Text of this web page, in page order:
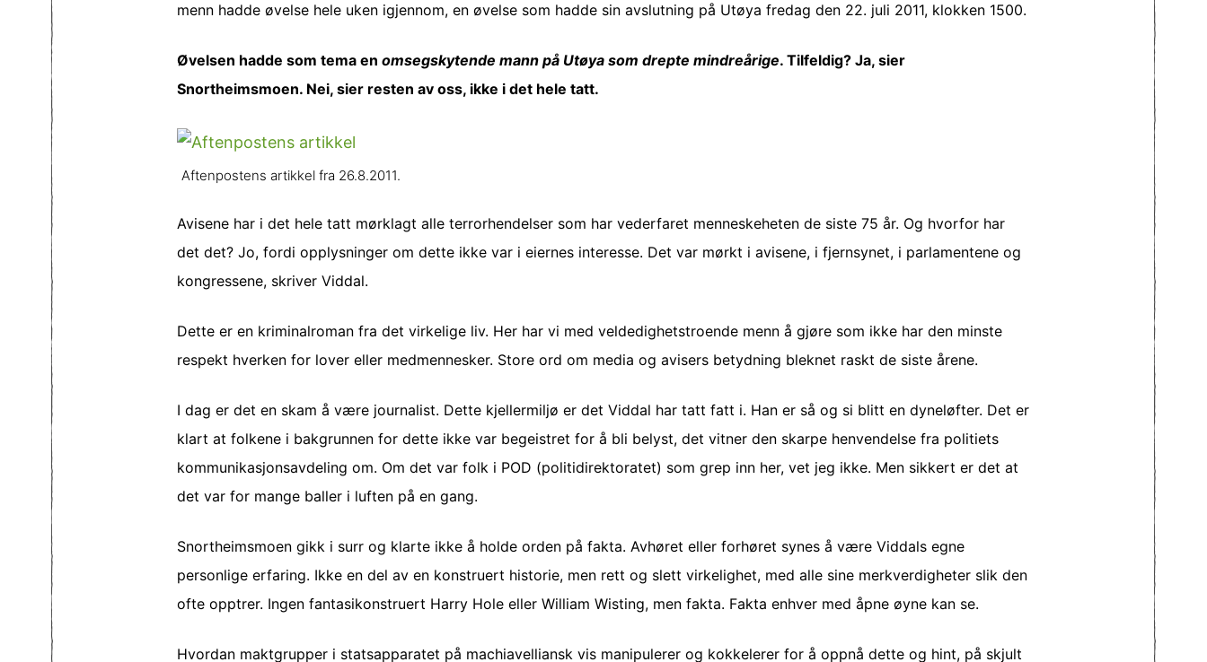
menn hadde øvelse hele uken igjennom, en øvelse som hadde sin avslutning på Utøya fredag den 22. juli 2011, klokken 1500.
Øvelsen hadde som tema en omsegskytende mann på Utøya som drepte mindreårige. Tilfeldig? Ja, sier
Snortheimsmoen. Nei, sier resten av oss, ikke i det hele tatt.
Aftenpostens artikkel fra 26.8.2011.
Avisene har i det hele tatt mørklagt alle terrorhendelser som har vederfaret menneskeheten de siste 75 år. Og hvorfor har
det det? Jo, fordi opplysninger om dette ikke var i eiernes interesse. Det var mørkt i avisene, i fjernsynet, i parlamentene og
kongressene, skriver Viddal.
Dette er en kriminalroman fra det virkelige liv. Her har vi med veldedighetstroende menn å gjøre som ikke har den minste
respekt hverken for lover eller medmennesker. Store ord om media og avisers betydning bleknet raskt de siste årene.
I dag er det en skam å være journalist. Dette kjellermiljø er det Viddal har tatt fatt i. Han er så og si blitt en dyneløfter. Det er
klart at folkene i bakgrunnen for dette ikke var begeistret for å bli belyst, det vitner den skarpe henvendelse fra politiets
kommunikasjonsavdeling om. Om det var folk i POD (politidirektoratet) som grep inn her, vet jeg ikke. Men sikkert er det at
det var for mange baller i luften på en gang.
Snortheimsmoen gikk i surr og klarte ikke å holde orden på fakta. Avhøret eller forhøret synes å være Viddals egne
personlige erfaring. Ikke en del av en konstruert historie, men rett og slett virkelighet, med alle sine merkverdigheter slik den
ofte opptrer. Ingen fantasikonstruert Harry Hole eller William Wisting, men fakta. Fakta enhver med åpne øyne kan se.
Hvordan maktgrupper i statsapparatet på machiavelliansk vis manipulerer og kokkelerer for å oppnå dette og hint, på skjult